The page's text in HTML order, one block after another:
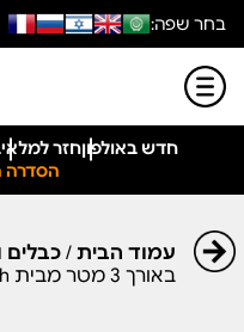
בחר שפה:
חדש באולפוןחזר למלאי
הסדרה
עמוד הבית/
באורך 3 מטר מבית GoldTouch